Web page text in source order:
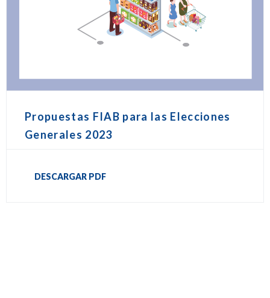
Propuestas FIAB para las Elecciones
Generales 2023
DESCARGAR PDF